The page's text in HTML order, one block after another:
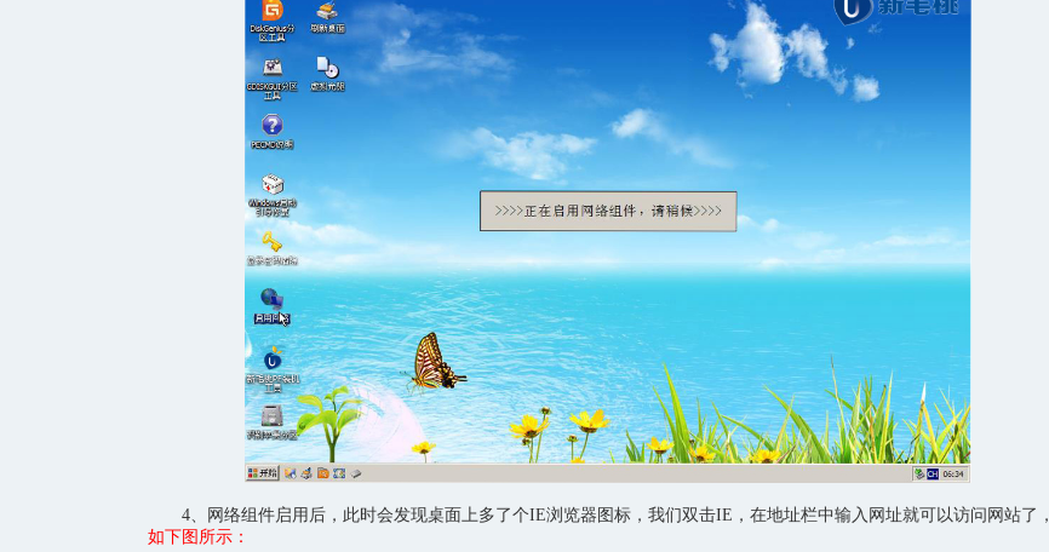
4、网络组件启用后，此时会发现桌面上多了个IE浏览器图标，我们双击IE，在地址栏中输入网址就可以访问网站了，
如下图所示：